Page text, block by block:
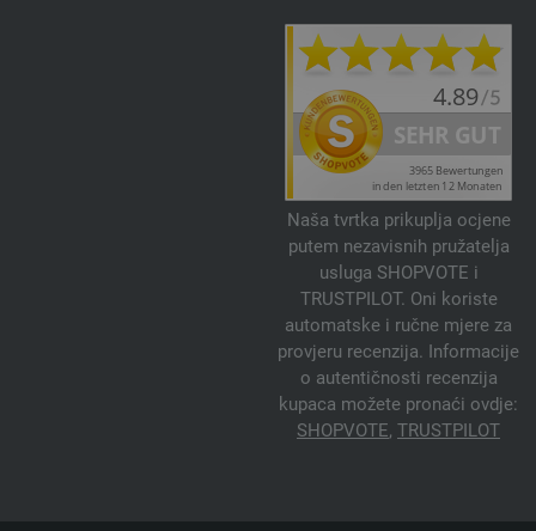
Naša tvrtka prikuplja ocjene
putem nezavisnih pružatelja
usluga SHOPVOTE i
TRUSTPILOT. Oni koriste
automatske i ručne mjere za
provjeru recenzija. Informacije
o autentičnosti recenzija
kupaca možete pronaći ovdje:
SHOPVOTE, TRUSTPILOT